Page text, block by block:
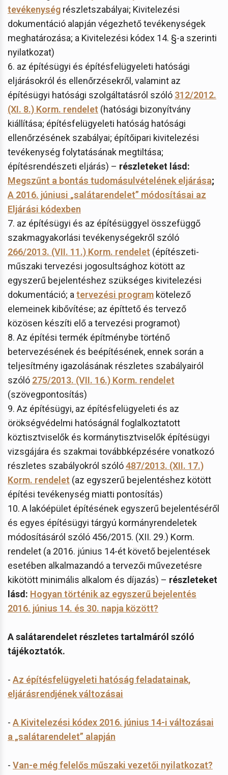
tevékenység részletszabályai; Kivitelezési
dokumentáció alapján végezhető tevékenységek
meghatározása; a Kivitelezési kódex 14. §-a szerinti
nyilatkozat)
6. az építésügyi és építésfelügyeleti hatósági
eljárásokról és ellenőrzésekről, valamint az
építésügyi hatósági szolgáltatásról szóló 312/2012.
(XI. 8.) Korm. rendelet (hatósági bizonyítvány
kiállítása; építésfelügyeleti hatóság hatósági
ellenőrzésének szabályai; építőipari kivitelezési
tevékenység folytatásának megtiltása;
építésrendészeti eljárás) – részleteket lásd:
Megszűnt a bontás tudomásulvételének eljárása;
A 2016. júniusi „salátarendelet” módosításai az
Eljárási kódexben
7. az építésügyi és az építésüggyel összefüggő
szakmagyakorlási tevékenységekről szóló
266/2013. (VII. 11.) Korm. rendelet (építészeti-
műszaki tervezési jogosultsághoz kötött az
egyszerű bejelentéshez szükséges kivitelezési
dokumentáció; a tervezési program kötelező
elemeinek kibővítése; az építtető és tervező
közösen készíti elő a tervezési programot)
8. Az építési termék építménybe történő
betervezésének és beépítésének, ennek során a
teljesítmény igazolásának részletes szabályairól
szóló 275/2013. (VII. 16.) Korm. rendelet
(szövegpontosítás)
9. Az építésügyi, az építésfelügyeleti és az
örökségvédelmi hatóságnál foglalkoztatott
köztisztviselők és kormánytisztviselők építésügyi
vizsgájára és szakmai továbbképzésére vonatkozó
részletes szabályokról szóló487/2013. (XII. 17.)
Korm. rendelet (az egyszerű bejelentéshez kötött
építési tevékenység miatti pontosítás)
10. A lakóépület építésének egyszerű bejelentéséről
és egyes építésügyi tárgyú kormányrendeletek
módosításáról szóló 456/2015. (XII. 29.) Korm.
rendelet (a 2016. június 14-ét követő bejelentések
esetében alkalmazandó a tervezői művezetésre
kikötött minimális alkalom és díjazás) – részleteket
lásd: Hogyan történik az egyszerű bejelentés
2016. június 14. és 30. napja között?
A salátarendelet részletes tartalmáról szóló
tájékoztatók.
- Az építésfelügyeleti hatóság feladatainak,
eljárásrendjének változásai
- A Kivitelezési kódex 2016. június 14-i változásai
a „salátarendelet” alapján
- Van-e még felelős műszaki vezetői nyilatkozat?